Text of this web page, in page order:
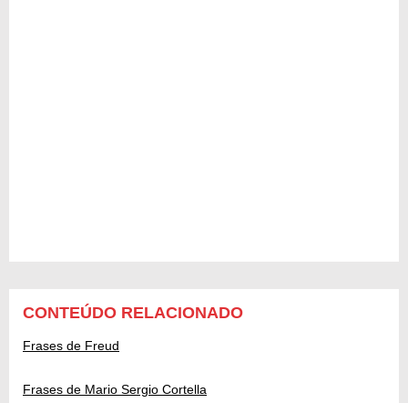
CONTEÚDO RELACIONADO
Frases de Freud
Frases de Mario Sergio Cortella